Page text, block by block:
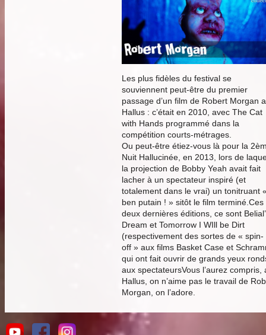
Les plus fidèles du festival se
souviennent peut-être du premier
passage d’un film de Robert Morgan
Hallus : c’était en 2010, avec The Cat
with Hands programmé dans la
compétition courts-métrages.
Ou peut-être étiez-vous là pour la
Nuit Hallucinée, en 2013, lors de
la projection de Bobby Yeah avait fait
lacher à un spectateur inspiré (et
totalement dans le vrai) un tonitruant
ben putain ! » sitôt le film terminé.Ces
deux dernières éditions, ce sont
Dream et Tomorrow I WIll be Dirt
(respectivement des sortes de « spin-
off » aux films Basket Case et
qui ont fait ouvrir de grands yeux
aux spectateursVous l’aurez compris,
Hallus, on n’aime pas le travail de
Morgan, on l’adore.